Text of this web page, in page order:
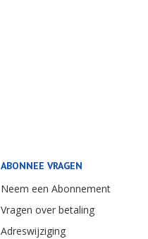
ABONNEE VRAGEN
Neem een Abonnement
Vragen over betaling
Adreswijziging